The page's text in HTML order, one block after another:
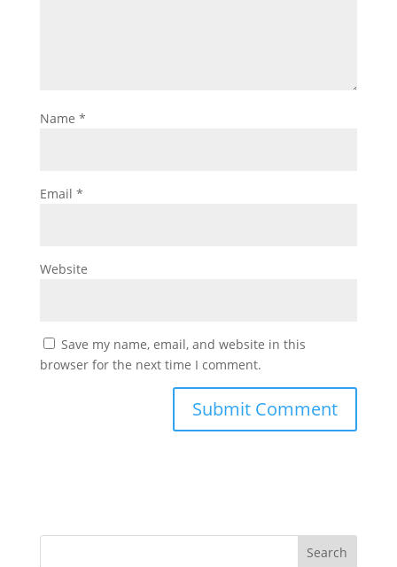
Name *
Email *
Website
Save my name, email, and website in this
browser for the next time I comment.
Search